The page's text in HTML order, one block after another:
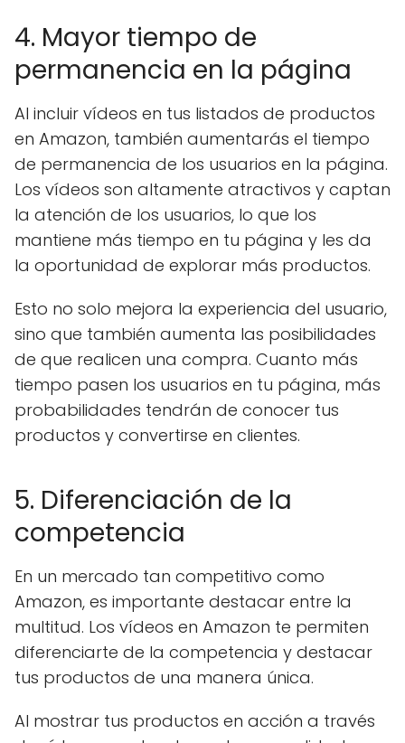
4. Mayor tiempo de
permanencia en la página
Al incluir vídeos en tus listados de productos
en Amazon, también aumentarás el tiempo
de permanencia de los usuarios en la página.
Los vídeos son altamente atractivos y captan
la atención de los usuarios, lo que los
mantiene más tiempo en tu página y les da
la oportunidad de explorar más productos.
Esto no solo mejora la experiencia del usuario,
sino que también aumenta las posibilidades
de que realicen una compra. Cuanto más
tiempo pasen los usuarios en tu página, más
probabilidades tendrán de conocer tus
productos y convertirse en clientes.
5. Diferenciación de la
competencia
En un mercado tan competitivo como
Amazon, es importante destacar entre la
multitud. Los vídeos en Amazon te permiten
diferenciarte de la competencia y destacar
tus productos de una manera única.
Al mostrar tus productos en acción a través